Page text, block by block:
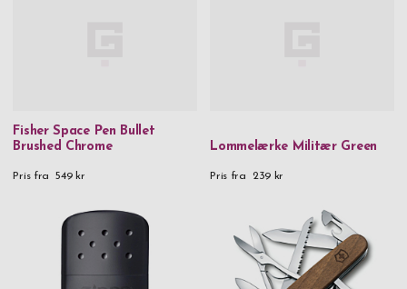
Fisher Space Pen Bullet
Brushed Chrome
Pris fra 549 kr
Lommelærke Militær Green
Pris fra 239 kr